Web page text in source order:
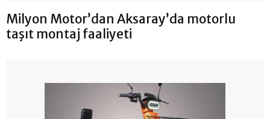
Milyon Motor’dan Aksaray’da motorlu
taşıt montaj faaliyeti